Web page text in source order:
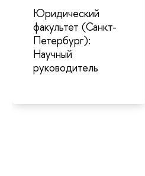
Юридический
факультет (Санкт-
Петербург):
Научный
руководитель